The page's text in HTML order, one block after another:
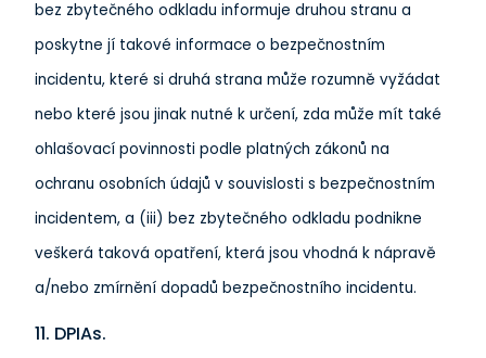
bez zbytečného odkladu informuje druhou stranu a
poskytne jí takové informace o bezpečnostním
incidentu, které si druhá strana může rozumně vyžádat
nebo které jsou jinak nutné k určení, zda může mít také
ohlašovací povinnosti podle platných zákonů na
ochranu osobních údajů v souvislosti s bezpečnostním
incidentem, a (iii) bez zbytečného odkladu podnikne
veškerá taková opatření, která jsou vhodná k nápravě
a/nebo zmírnění dopadů bezpečnostního incidentu.
11. DPIAs.